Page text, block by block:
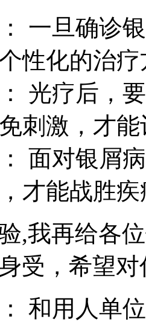
一旦确诊
性化的治
光疗后，
刺激，才
面对银屑
才能战胜疾
,我再给各
受，希望
和用人单